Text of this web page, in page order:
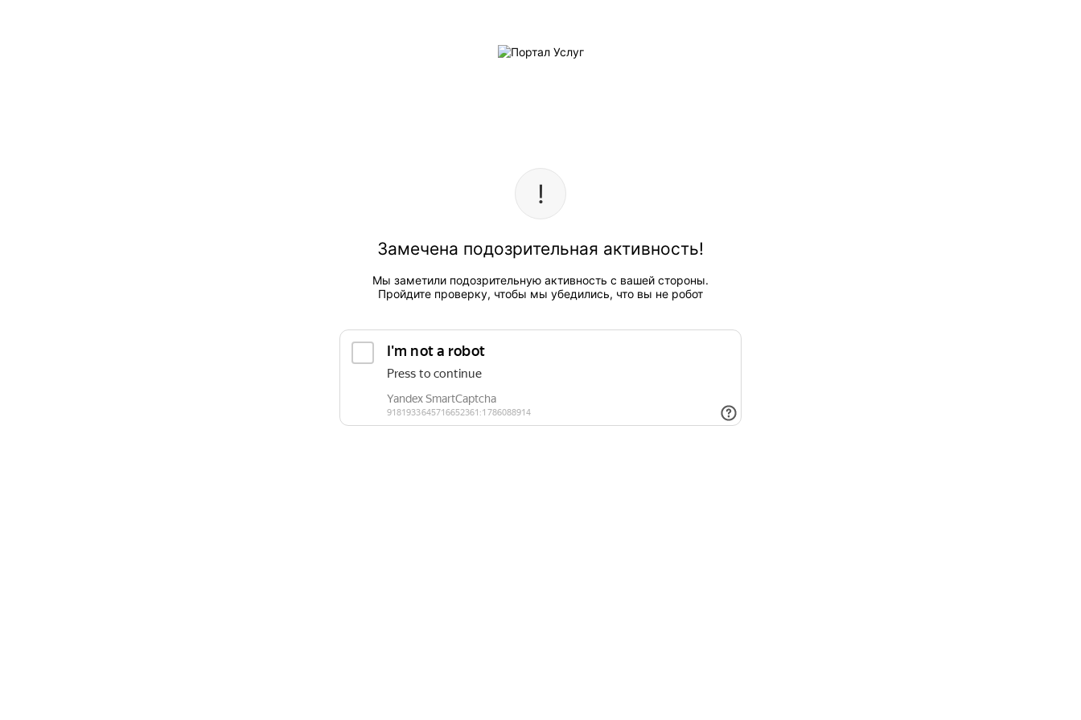
Замечена подозрительная активность!
Мы заметили подозрительную активность с вашей стороны.
Пройдите проверку, чтобы мы убедились, что вы не робот